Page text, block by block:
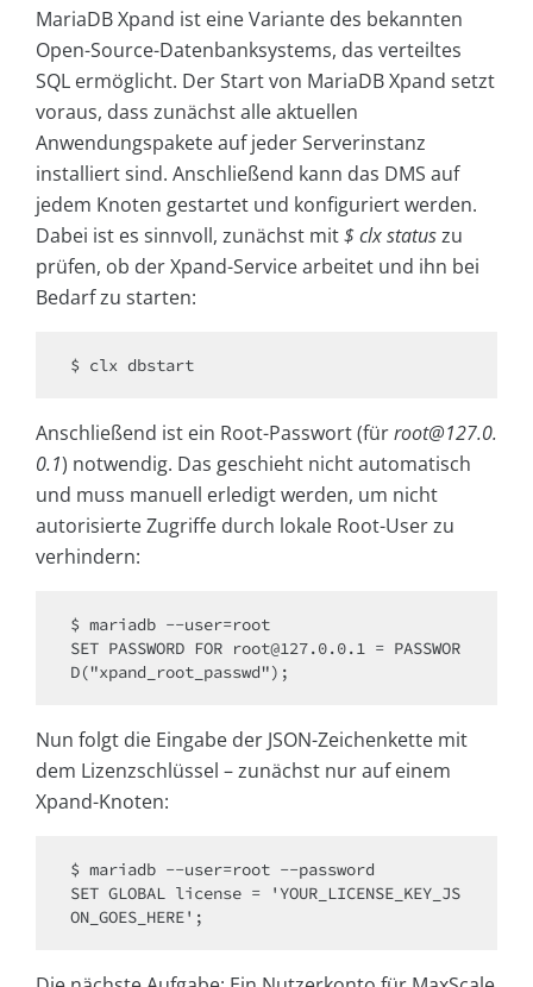
MariaDB Xpand ist eine Variante des bekannten
Open-Source-Datenbanksystems, das verteiltes
SQL ermöglicht. Der Start von MariaDB Xpand setzt
voraus, dass zunächst alle aktuellen
Anwendungspakete auf jeder Serverinstanz
installiert sind. Anschließend kann das DMS auf
jedem Knoten gestartet und konfiguriert werden.
Dabei ist es sinnvoll, zunächst mit$ clx statuszu
prüfen, ob der Xpand-Service arbeitet und ihn bei
Bedarf zu starten:
$ clx dbstart
Anschließend ist ein Root-Passwort (fürroot@127.0.
0.1) notwendig. Das geschieht nicht automatisch
und muss manuell erledigt werden, um nicht
autorisierte Zugriffe durch lokale Root-User zu
verhindern:
$ mariadb --user=root
SET PASSWORD FOR root@127.0.0.1 = PASSWOR
D("xpand_root_passwd");
Nun folgt die Eingabe der JSON-Zeichenkette mit
dem Lizenzschlüssel – zunächst nur auf einem
Xpand-Knoten:
$ mariadb --user=root --password
SET GLOBAL license = 'YOUR_LICENSE_KEY_JS
ON_GOES_HERE';